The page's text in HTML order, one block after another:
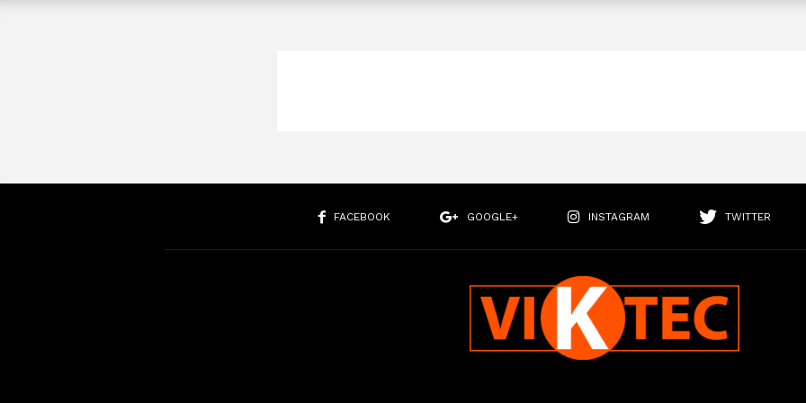
FACEBOOK GOOGLE+ INSTAGRAM TWITTER